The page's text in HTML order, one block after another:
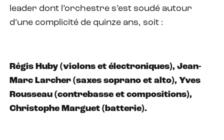
leader dont l’orchestre s’est soudé autour
d’une complicité de quinze ans, soit :
Régis Huby (violons et électroniques), Jean-
Marc Larcher (saxes soprano et alto), Yves
Rousseau (contrebasse et compositions),
Christophe Marguet (batterie).